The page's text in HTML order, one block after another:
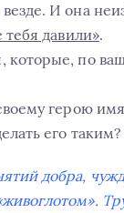
И она
тебя давили».
которые, по
герою
его
добра,